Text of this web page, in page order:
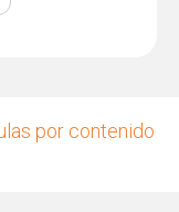
por contenido